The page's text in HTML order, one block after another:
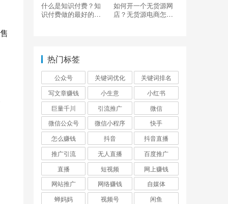
什么是知识付费？知
识付费做的最好的平
如何开一个无货源网
店？无货源电商怎么
热门标签
公众号 关键词优化
关键词排名
写文章赚钱
小生意
小红书
巨量千川
引流推广
微信
微信公众号
微信小程序
快手
怎么赚钱
抖音
抖音直播
推广引流
无人直播
百度推广
直播
短视频
网上赚钱
网站推广
网络赚钱
自媒体
蝉妈妈
视频号 闲鱼